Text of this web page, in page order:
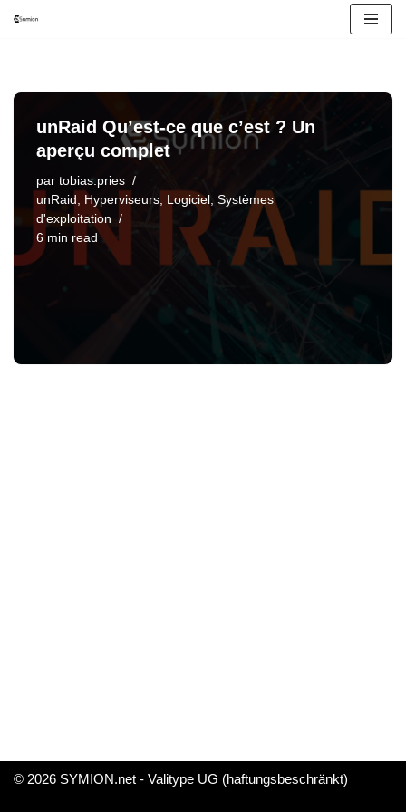
contenu
unRaid Qu’est-ce que c’est ? Un
aperçu complet
par tobias.pries
unRaid , Hyperviseurs, Logiciel , Systèmes
d'exploitation
6 min read
© 2026 SYMION.net - Valitype UG (haftungsbeschränkt)